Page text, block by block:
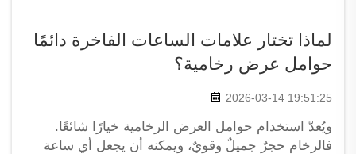
لماذا تختار علامات الساعات الفاخرة دائمًا
حوامل عرض رخامية؟
2026-03-14 19:51:25
ويُعدّ استخدام حوامل العرض الرخامية خيارًا شائعًا.
فالرخام حجرٌ جميلٌ وقويٌ، ويمكنه أن يجعل أي ساعة